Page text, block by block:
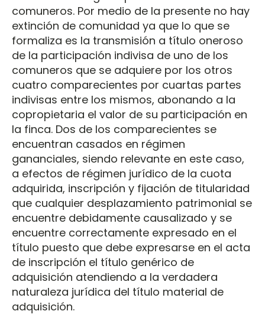
comuneros. Por medio de la presente no hay
extinción de comunidad ya que lo que se
formaliza es la transmisión a título oneroso
de la participación indivisa de uno de los
comuneros que se adquiere por los otros
cuatro comparecientes por cuartas partes
indivisas entre los mismos, abonando a la
copropietaria el valor de su participación en
la finca. Dos de los comparecientes se
encuentran casados en régimen
gananciales, siendo relevante en este caso,
a efectos de régimen jurídico de la cuota
adquirida, inscripción y fijación de titularidad
que cualquier desplazamiento patrimonial se
encuentre debidamente causalizado y se
encuentre correctamente expresado en el
título puesto que debe expresarse en el acta
de inscripción el título genérico de
adquisición atendiendo a la verdadera
naturaleza jurídica del título material de
adquisición.